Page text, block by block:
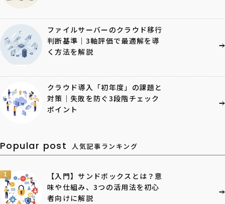
ファイルサーバーのクラウド移行
判断基準｜3軸評価で最適解を導
く方法を解説
クラウド導入「初年度」の課題と
対策｜失敗を防ぐ3段階チェック
ポイント
Popular post 人気記事ランキング
1
【入門】サンドボックスとは？意
味や仕組み、3つの活用法を初心
者向けに解説